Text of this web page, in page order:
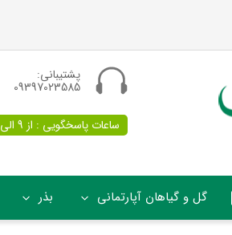
پشتیبانی:
09397023585
ساعات پاسخگویی : از 9 الی 18
گل و گیاهان آپارتمانی بذر